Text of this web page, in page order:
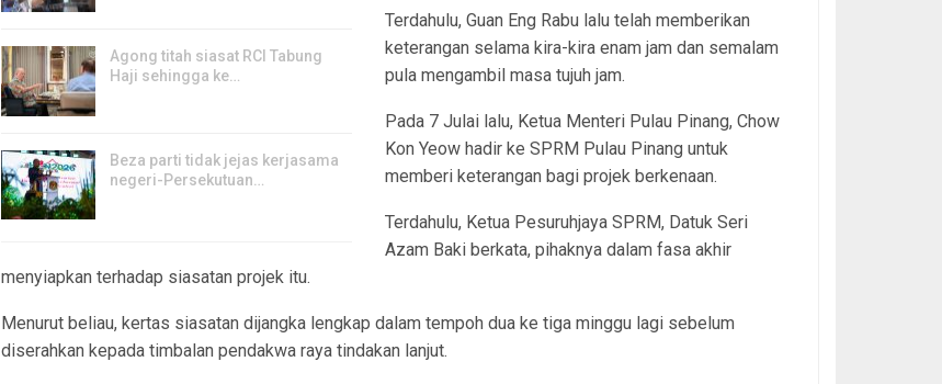
Agong titah siasat RCI Tabung
Haji sehingga ke…
Beza parti tidak jejas kerjasama
negeri-Persekutuan…
Terdahulu, Guan Eng Rabu lalu telah memberikan
keterangan selama kira-kira enam jam dan semalam
pula mengambil masa tujuh jam.
Pada 7 Julai lalu, Ketua Menteri Pulau Pinang, Chow
Kon Yeow hadir ke SPRM Pulau Pinang untuk
memberi keterangan bagi projek berkenaan.
Terdahulu, Ketua Pesuruhjaya SPRM, Datuk Seri
Azam Baki berkata, pihaknya dalam fasa akhir
menyiapkan terhadap siasatan projek itu.
Menurut beliau, kertas siasatan dijangka lengkap dalam tempoh dua ke tiga minggu lagi sebelum
diserahkan kepada timbalan pendakwa raya tindakan lanjut.